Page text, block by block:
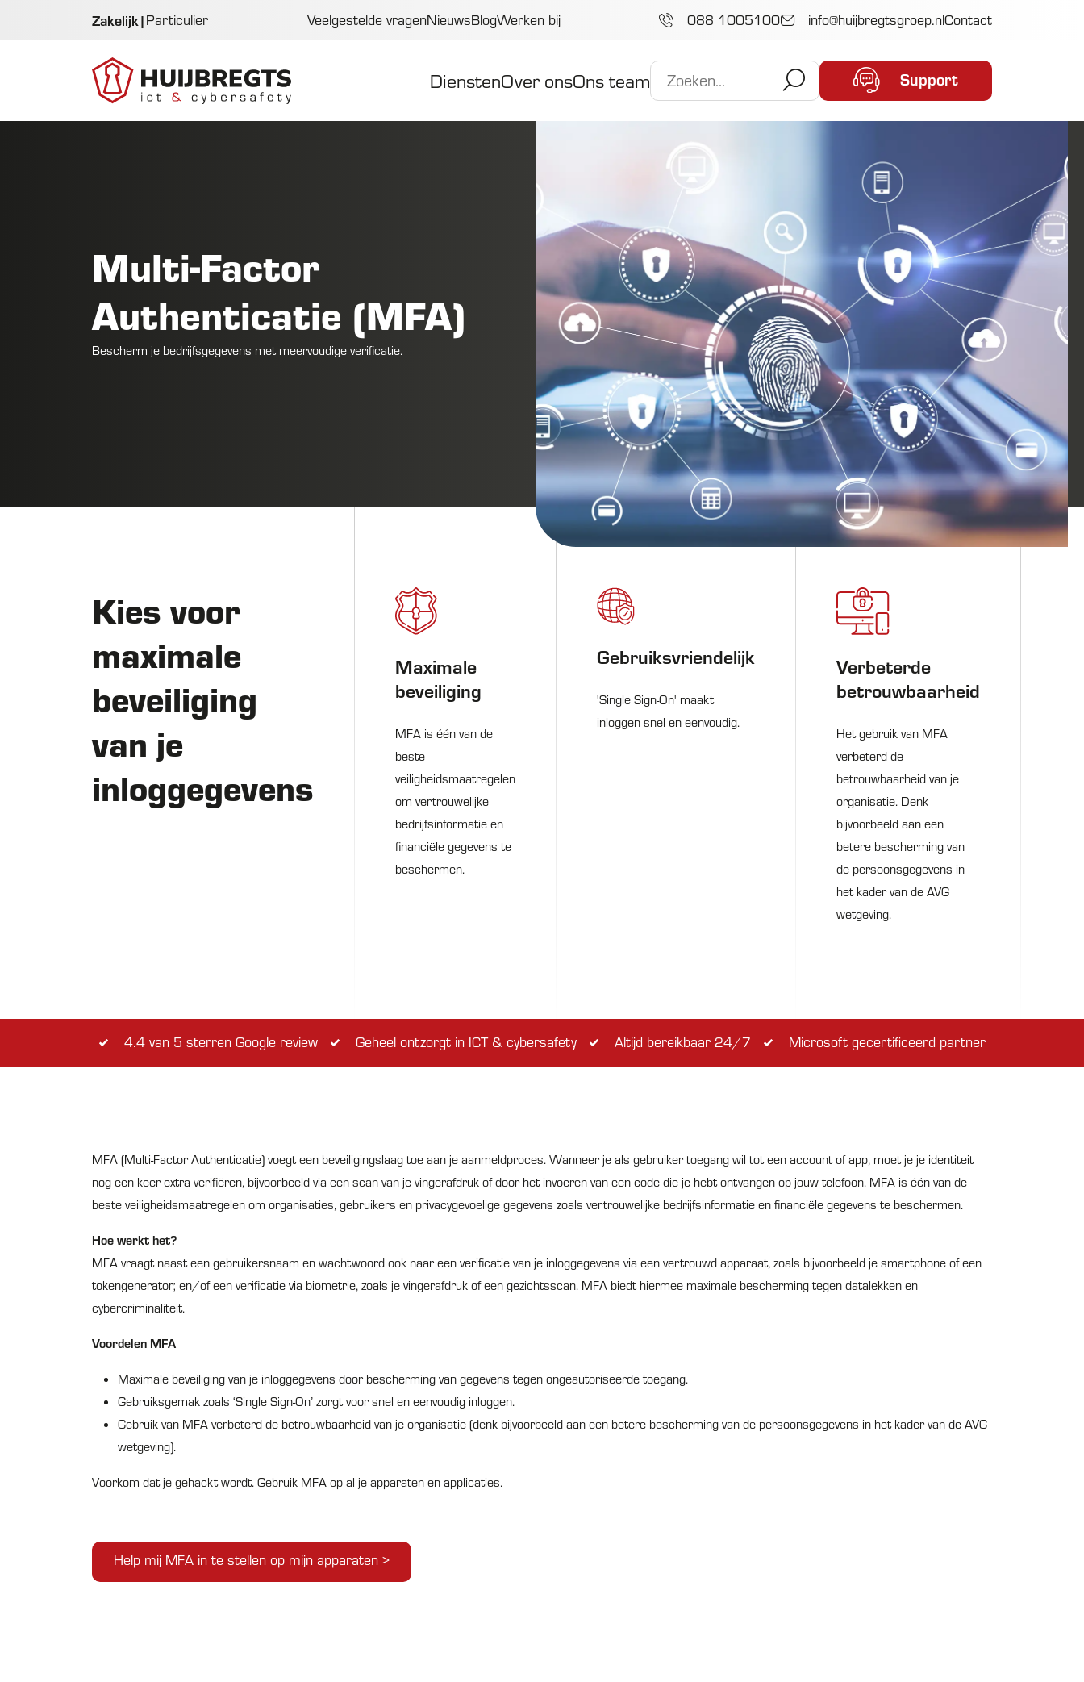
Zakelijk|Particulier Veelgestelde vragenNieuwsBlogWerken bij 088 1005100 info@huijbregtsgroep.nlContact
DienstenOver onsOns team Support
Multi-Factor
Authenticatie (MFA)
Bescherm je bedrijfsgegevens met meervoudige verificatie.
Kies voor
maximale
beveiliging
van je
inloggegevens
Maximale
beveiliging
MFA is één van de
beste
veiligheidsmaatregelen
om vertrouwelijke
bedrijfsinformatie en
financiële gegevens te
beschermen.
Gebruiksvriendelijk
'Single Sign-On' maakt
inloggen snel en eenvoudig.
Verbeterde
betrouwbaarheid
Het gebruik van MFA
verbeterd de
betrouwbaarheid van je
organisatie. Denk
bijvoorbeeld aan een
betere bescherming van
de persoonsgegevens in
het kader van de AVG
wetgeving.
4.4 van 5 sterren Google review Geheel ontzorgt in ICT & cybersafety Altijd bereikbaar 24/7 Microsoft gecertificeerd partner
MFA (Multi-Factor Authenticatie) voegt een beveiligingslaag toe aan je aanmeldproces. Wanneer je als gebruiker toegang wil tot een account of app, moet je je identiteit
nog een keer extra verifiëren, bijvoorbeeld via een scan van je vingerafdruk of door het invoeren van een code die je hebt ontvangen op jouw telefoon. MFA is één van de
beste veiligheidsmaatregelen om organisaties, gebruikers en privacygevoelige gegevens zoals vertrouwelijke bedrijfsinformatie en financiële gegevens te beschermen.
Hoe werkt het?
MFA vraagt naast een gebruikersnaam en wachtwoord ook naar een verificatie van je inloggegevens via een vertrouwd apparaat, zoals bijvoorbeeld je smartphone of een
tokengenerator; en/of een verificatie via biometrie, zoals je vingerafdruk of een gezichtsscan. MFA biedt hiermee maximale bescherming tegen datalekken en
cybercriminaliteit.
Voordelen MFA
Maximale beveiliging van je inloggegevens door bescherming van gegevens tegen ongeautoriseerde toegang.
Gebruiksgemak zoals ‘Single Sign-On’ zorgt voor snel en eenvoudig inloggen.
Gebruik van MFA verbeterd de betrouwbaarheid van je organisatie (denk bijvoorbeeld aan een betere bescherming van de persoonsgegevens in het kader van de AVG
wetgeving).
Voorkom dat je gehackt wordt. Gebruik MFA op al je apparaten en applicaties.
Help mij MFA in te stellen op mijn apparaten >